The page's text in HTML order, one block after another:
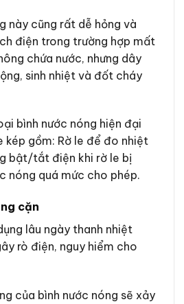
này cũng rất dễ hỏng và
điện trong trường hợp mất
chứa nước, nhưng dây
sinh nhiệt và đốt cháy
bình nước nóng hiện đại
kép gồm: Rờ le để đo nhiệt
bật/tắt điện khi rờ le bị
nóng quá mức cho phép.
cặn
lâu ngày thanh nhiệt
rò điện, nguy hiểm cho
của bình nước nóng sẽ xảy